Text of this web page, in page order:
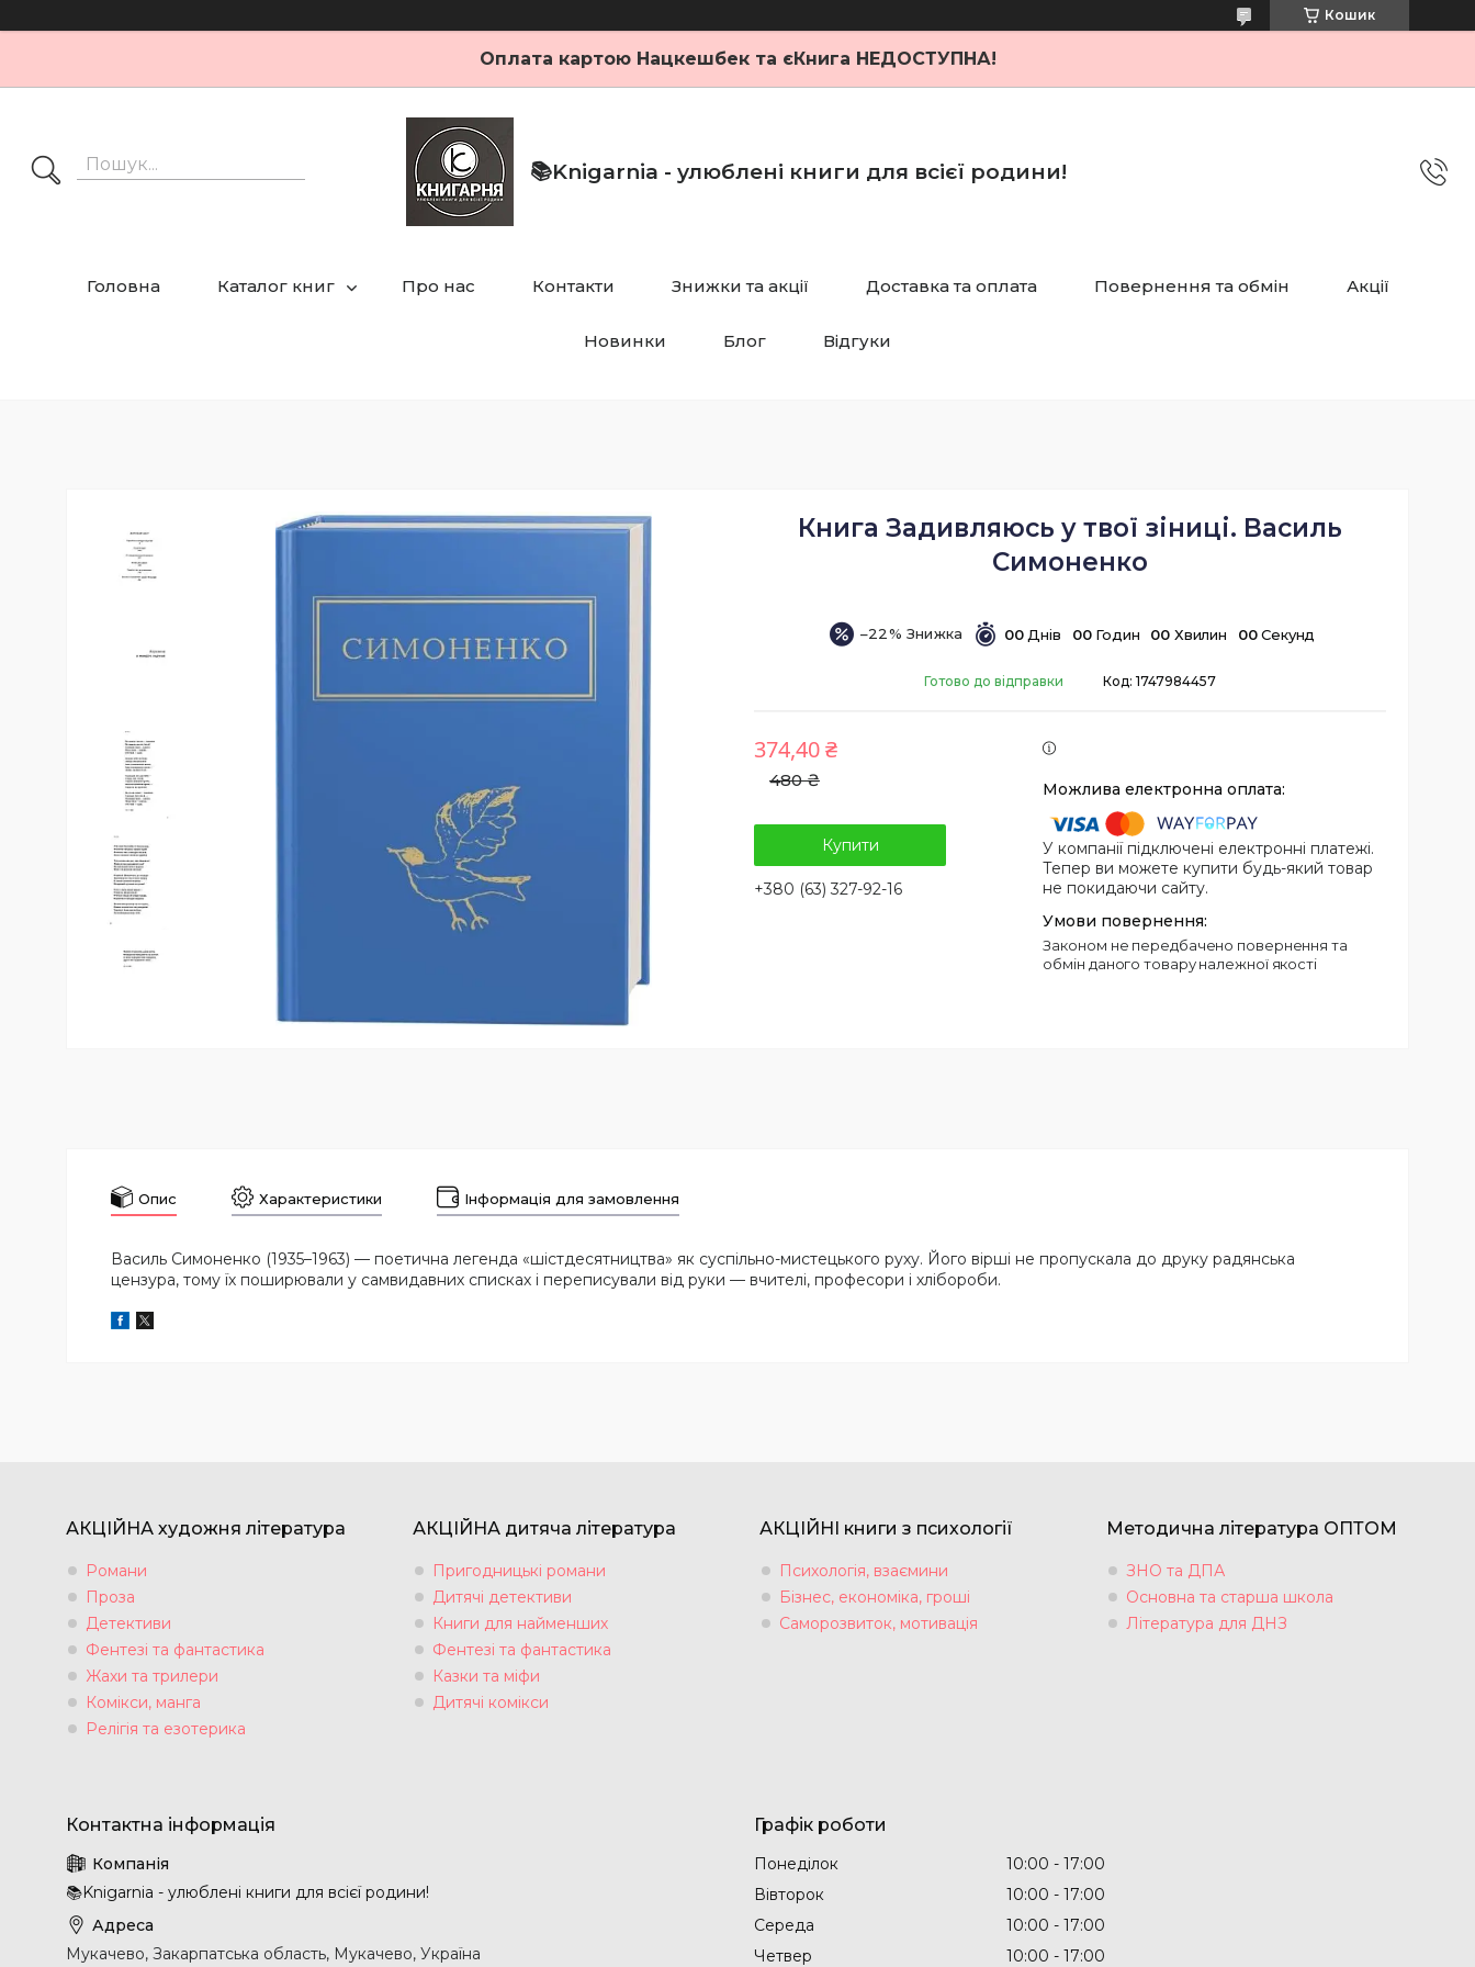
Кошик
Оплата картою Нацкешбек та єКнига НЕДОСТУПНА!
📚Knigarnia - улюблені книги для всієї родини!
Головна Каталог книг Про нас Контакти Знижки та акції Доставка та оплата Повернення та обмін Акції
Новинки Блог Відгуки
Книга Задивляюсь у твої зіниці. Василь
Симоненко
–22% 00 Днів 00 Годин 00 Хвилин 00 Секунд
Готово до відправки Код: 1747984457
480 ₴
374,40 ₴
Купити
+380 (63) 327-92-16
У компанії підключені електронні платежі.
Тепер ви можете купити будь-який товар
не покидаючи сайту.
Законом не передбачено повернення та
обмін даного товару належної якості
Опис Характеристики Інформація для замовлення
Василь Симоненко (1935–1963) — поетична легенда «шістдесятництва» як суспільно-мистецького руху. Його вірші не пропускала до друку радянська
цензура, тому їх поширювали у самвидавних списках і переписували від руки — вчителі, професори і хлібороби.
АКЦІЙНА художня література
Романи
Проза
Детективи
Фентезі та фантастика
Жахи та трилери
Комікси, манга
Релігія та езотерика
АКЦІЙНА дитяча література
Пригодницькі романи
Дитячі детективи
Книги для найменших
Фентезі та фантастика
Казки та міфи
Дитячі комікси
АКЦІЙНІ книги з психології
Психологія, взаємини
Бізнес, економіка, гроші
Саморозвиток, мотивація
Методична література ОПТОМ
ЗНО та ДПА
Основна та старша школа
Література для ДНЗ
📚Knigarnia - улюблені книги для всієї родини!
Мукачево, Закарпатська область, Мукачево, Україна
Графік роботи
Понеділок 10:00
17:00
Вівторок
10:00
17:00
Середа
10:00
17:00
Четвер
10:00 17:00